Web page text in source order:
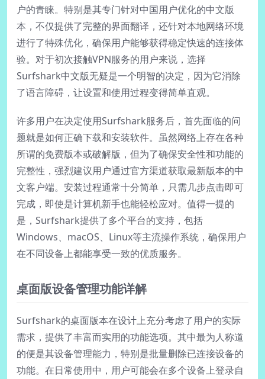
户的青睐。特别是其专门针对中国用户优化的中文版
本，不仅提供了完整的界面翻译，还针对本地网络环境
进行了特殊优化，确保用户能够获得稳定快速的连接体
验。对于初次接触VPN服务的用户来说，选择
Surfshark中文版无疑是一个明智的决定，因为它消除
了语言障碍，让设置和使用过程变得简单直观。
许多用户在决定使用Surfshark服务后，首先面临的问
题就是如何正确下载和安装软件。虽然网络上存在各种
所谓的免费版本或破解版，但为了确保安全性和功能的
完整性，强烈建议用户通过官方渠道获取最新版本的中
文客户端。安装过程通常十分简单，只需几步点击即可
完成，即使是计算机新手也能轻松应对。值得一提的
是，Surfshark提供了多个平台的支持，包括
Windows、macOS、Linux等主流操作系统，确保用户
在不同设备上都能享受一致的优质服务。
桌面版设备管理功能详解
Surfshark的桌面版本在设计上充分考虑了用户的实际
需求，提供了丰富而实用的功能选项。其中最为人称道
的便是其设备管理能力，特别是批量删除已连接设备的
功能。在日常使用中，用户可能会在多个设备上登录自